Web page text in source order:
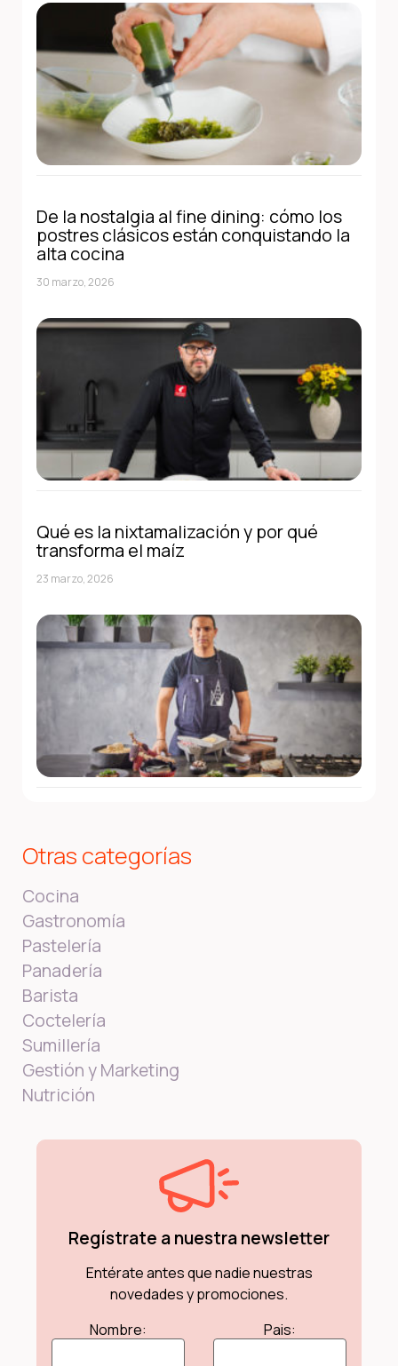
De la nostalgia al fine dining: cómo los
postres clásicos están conquistando la
alta cocina
30 marzo, 2026
Qué es la nixtamalización y por qué
transforma el maíz
23 marzo, 2026
Otras categorías
Cocina
Gastronomía
Pastelería
Panadería
Barista
Coctelería
Sumillería
Gestión y Marketing
Nutrición
Regístrate a nuestra newsletter
Entérate antes que nadie nuestras
novedades y promociones.
Nombre:
Pais: